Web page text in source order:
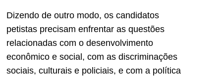
Dizendo de outro modo, os candidatos
petistas precisam enfrentar as questões
relacionadas com o desenvolvimento
econômico e social, com as discriminações
sociais, culturais e policiais, e com a política